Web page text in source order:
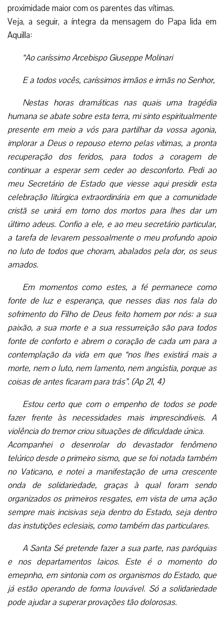
proximidade maior com os parentes das vítimas.
Veja, a seguir, a íntegra da mensagem do Papa lida em
Aquilla:
“Ao caríssimo Arcebispo Giuseppe Molinari
E a todos vocês, caríssimos irmãos e irmãs no Senhor,
Nestas horas dramáticas nas quais uma tragédia
humana se abate sobre esta terra, mi sinto espiritualmente
presente em meio a vós para partilhar da vossa agonia,
implorar a Deus o repouso eterno pelas vítimas, a pronta
recuperação dos feridos, para todos a coragem de
continuar a esperar sem ceder ao desconforto. Pedi ao
meu Secretário de Estado que viesse aqui presidir esta
celebração litúrgica extraordinária em que a comunidade
cristã se unirá em torno dos mortos para lhes dar um
último adeus. Confio a ele, e ao meu secretário particular,
a tarefa de levarem pessoalmente o meu profundo apoio
no luto de todos que choram, abalados pela dor, os seus
amados.
Em momentos como estes, a fé permanece como
fonte de luz e esperança, que nesses dias nos fala do
sofrimento do Filho de Deus feito homem por nós: a sua
paixão, a sua morte e a sua ressurreição são para todos
fonte de conforto e abrem o coração de cada um para a
contemplação da vida em que “nos lhes existirá mais a
morte, nem o luto, nem lamento, nem angústia, porque as
coisas de antes ficaram para trás”. (Ap 21, 4)
Estou certo que com o empenho de todos se pode
fazer frente às necessidades mais imprescindíveis. A
violência do tremor criou situações de dificuldade única.
Acompanhei o desenrolar do devastador fenômeno
telúrico desde o primeiro sismo, que se foi notada também
no Vaticano, e notei a manifestação de uma crescente
onda de solidariedade, graças à qual foram sendo
organizados os primeiros resgates, em vista de uma ação
sempre mais incisivas seja dentro do Estado, seja dentro
das instutições eclesiais, como também das particulares.
A Santa Sé pretende fazer a sua parte, nas paróquias
e nos departamentos laicos. Este é o momento do
emepnho, em sintonia com os organismos do Estado, que
já estão operando de forma louvável. Só a solidariedade
pode ajudar a superar provações tão dolorosas.